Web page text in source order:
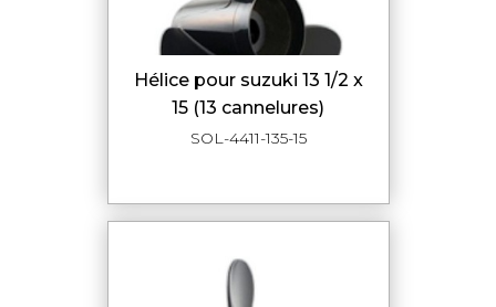
hélice pour suzuki 13 1/2 x
15 (13 cannelures)
SOL-4411-135-15